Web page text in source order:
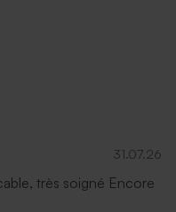
31.07.26
très soigné Encore